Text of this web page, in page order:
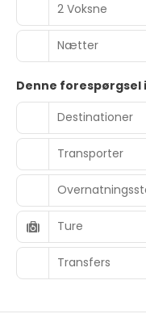
2 Voksne
Nætter
Denne forespørgsel
Destinationer
Transporter
Ture
Transfers